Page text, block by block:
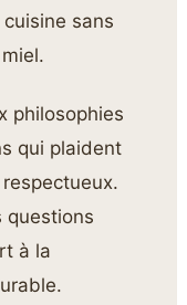
sans
philosophies
qui plaident
questions
à la